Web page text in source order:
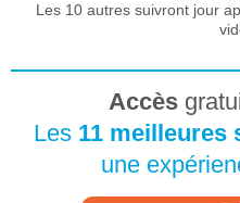
Les 10 autres suivront jour
Accès
Les 11 meilleures
une